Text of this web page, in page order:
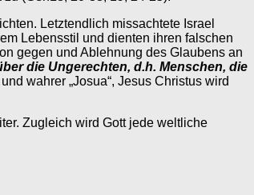
Letztendlich missachtete Israel
Lebensstil und dienten ihren falschen
gegen und Ablehnung des Glaubens an
die Ungerechten, d.h. Menschen, die
wahrer „Josua“, Jesus Christus wird
Zugleich wird Gott jede weltliche